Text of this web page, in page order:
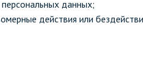
данных;
действия или